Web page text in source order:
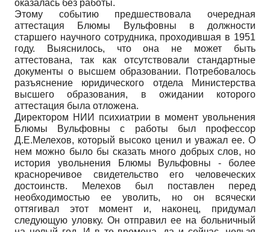
оказалась без работы.
Этому событию предшествовала очередная
аттестация Блюмы Вульфовны в должности
старшего научного сотрудника, проходившая в 1951
году. Выяснилось, что она не может быть
аттестована, так как отсутствовали стандартные
документы о высшем образовании. Потребовалось
разъяснение юридического отдела Министерства
высшего образования, в ожидании которого
аттестация была отложена.
Директором НИИ психиатрии в момент увольнения
Блюмы Вульфовны с работы был профессор
Д.Е.Мелехов, который высоко ценил и уважал ее. О
нем можно было бы сказать много добрых слов, но
история увольнения Блюмы Вульфовны - более
красноречивое свидетельство его человеческих
достоинств. Мелехов был поставлен перед
необходимостью ее уволить, но он всячески
оттягивал этот момент и, наконец, придумал
следующую уловку. Он отправил ее на больничный